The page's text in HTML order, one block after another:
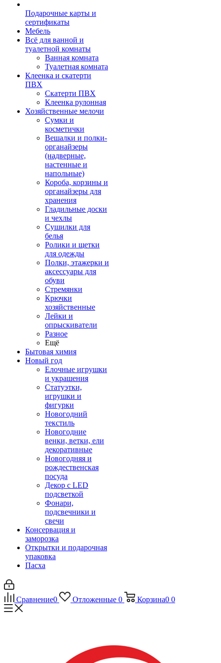
Подарочные карты и
сертификаты
Мебель
Всё для ванной и
туалетной комнаты
Ванная комната
Туалетная комната
Клеенка и скатерти
ПВХ
Скатерти ПВХ
Клеенка рулонная
Хозяйственные мелочи
Сумки и
косметички
Вешалки и полки-
органайзеры
(надверные,
настенные и
напольные)
Короба, корзины и
органайзеры для
хранения
Гладильные доски
и чехлы
Сушилки для
белья
Ролики и щетки
для одежды
Полки, этажерки и
аксессуары для
обуви
Стремянки
Крючки
хозяйственные
Лейки и
опрыскиватели
Разное
Ещё
Бытовая химия
Новый год
Елочные игрушки
и украшения
Статуэтки,
игрушки и
фигурки
Новогодний
текстиль
Новогодние
венки, ветки, ели
декоративные
Новогодняя и
рождественская
посуда
Декор с LED
подсветкой
Фонари,
подсвечники и
свечи
Консервация и
заморозка
Открытки и подарочная
упаковка
Пасха
Сравнение0 Отложенные 0 Корзина0 0